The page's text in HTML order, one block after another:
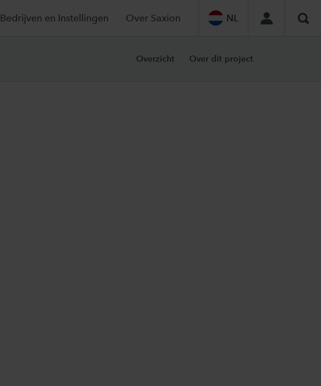
Bedrijven en Instellingen Over Saxion NL
Overzicht
Over dit project